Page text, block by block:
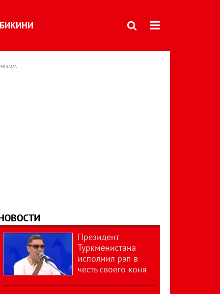
БИКИНИ
Президент
Туркменистана
исполнил рэп в
честь своего коня